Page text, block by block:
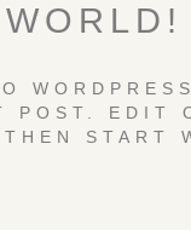
POST. EDIT
START